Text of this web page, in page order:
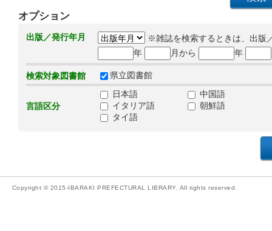
オプション
出版／発行年月
※雑誌を検索するときは、出版
年
月から 年
検索対象図書館 県立図書館
言語区分
日本語
中国語
イタリア語
朝鮮語
タイ語
Copyright © 2015-IBARAKI PREFECTURAL LIBRARY. All rights reserved.